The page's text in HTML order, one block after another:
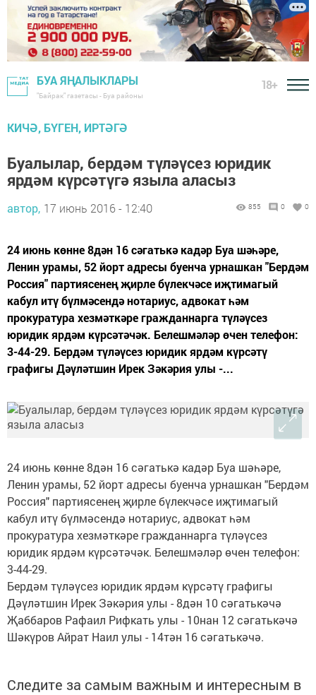
БУА ЯҢАЛЫКЛАРЫ
"Байрак" газетасы - Буа районы
18+
КИЧӘ, БҮГЕН, ИРТӘГӘ
Буалылар, бердәм түләүсез юридик
ярдәм күрсәтүгә языла аласыз
автор, 17 июнь 2016 - 12:40 855 0 0
24 июнь көнне 8дән 16 сәгатькә кадәр Буа шәһәре,
Ленин урамы, 52 йорт адресы буенча урнашкан "Бердәм
Россия" партиясенең җирле бүлекчәсе иҗтимагый
кабул итү бүлмәсендә нотариус, адвокат һәм
прокуратура хезмәткәре гражданнарга түләүсез
юридик ярдәм күрсәтәчәк. Белешмәләр өчен телефон:
3-44-29. Бердәм түләүсез юридик ярдәм күрсәтү
графигы Дәүләтшин Ирек Зәкәрия улы -...
24 июнь көнне 8дән 16 сәгатькә кадәр Буа шәһәре,
Ленин урамы, 52 йорт адресы буенча урнашкан "Бердәм
Россия" партиясенең җирле бүлекчәсе иҗтимагый
кабул итү бүлмәсендә нотариус, адвокат һәм
прокуратура хезмәткәре гражданнарга түләүсез
юридик ярдәм күрсәтәчәк. Белешмәләр өчен телефон:
3-44-29.
Бердәм түләүсез юридик ярдәм күрсәтү графигы
Дәүләтшин Ирек Зәкәрия улы - 8дән 10 сәгатькәчә
Җаббаров Рафаил Рифкать улы - 10нан 12 сәгатькәчә
Шәкүров Айрат Наил улы - 14тән 16 сәгатькәчә.
Следите за самым важным и интересным в